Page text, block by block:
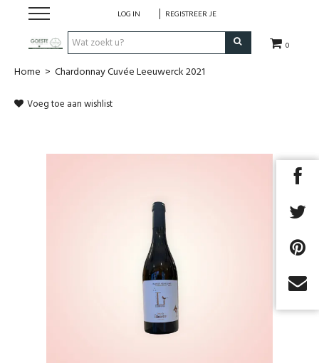
0
LOG IN REGISTREER JE
HOME
Huisgemaakt ijs
Home > Chardonnay Cuvée Leeuwerck 2021
Voeg toe aan wishlist